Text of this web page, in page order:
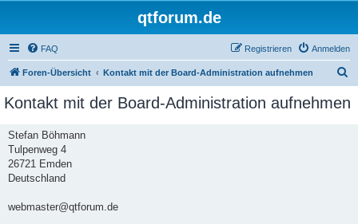
qtforum.de
FAQ Anmelden
Registrieren
Foren-Übersicht Kontakt mit der Board-Administration aufnehmen
c
Kontakt mit der Board-Administration aufnehmen
Stefan Böhmann
Tulpenweg 4
26721 Emden
Deutschland
webmaster@qtforum.de